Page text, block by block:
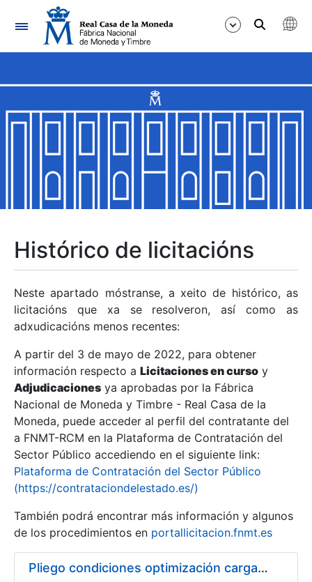
Navegación
Mostrar/Ocultar
Mostrar/Ocultar
Mostrar/Ocultar
Mostrar/Ocultar
Mostrar/Ocultar
Mostrar/Ocultar
Mostrar/Ocultar
Histórico de licitacións
Neste apartado móstranse, a xeito de histórico, as
licitacións que xa se resolveron, así como as
adxudicacións menos recentes:
A partir del 3 de mayo de 2022, para obtener
información respecto a Licitaciones en curso y
Adjudicaciones ya aprobadas por la Fábrica
Nacional de Moneda y Timbre - Real Casa de la
Moneda, puede acceder al perfil del contratante del
a FNMT-RCM en la Plataforma de Contratación del
Sector Público accediendo en el siguiente link:
Plataforma de Contratación del Sector Público
(https://contrataciondelestado.es/)
También podrá encontrar más información y algunos
de los procedimientos en portallicitacion.fnmt.es
Pliego condiciones optimización cargas compras firmado